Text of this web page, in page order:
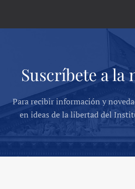
Suscríbete a la
Para recibir información y
en ideas de la libertad del